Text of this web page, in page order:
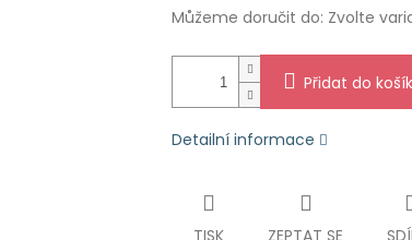
Můžeme doručit do: Zvolte
Přidat do
Detailní informace